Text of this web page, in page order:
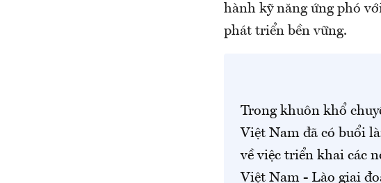
hành kỹ năng ứng phó
phát triển bền vững.
Trong khuôn khổ
Việt Nam đã có buổi
về việc triển khai các
Việt Nam - Lào giai